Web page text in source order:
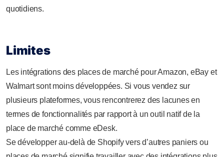
quotidiens.
Limites
Les intégrations des places de marché pour Amazon, eBay et
Walmart sont moins développées. Si vous vendez sur
plusieurs plateformes, vous rencontrerez des lacunes en
termes de fonctionnalités par rapport à un outil natif de la
place de marché comme eDesk.
Se développer au-delà de Shopify vers d’autres paniers ou